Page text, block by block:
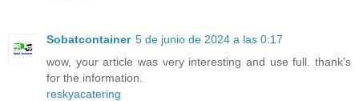
Sobatcontainer 5 de junio de 2024 a las 0:17
wow, your article was very interesting and use full. thank’s
for the information.
reskyacatering